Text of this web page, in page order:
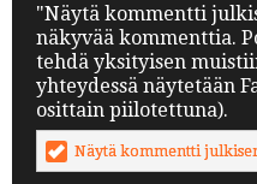
"Näytä kommentti
näkyvää kommenttia.
tehdä yksityisen
yhteydessä näytetään
osittain piilotettuna).
Näytä kommentti